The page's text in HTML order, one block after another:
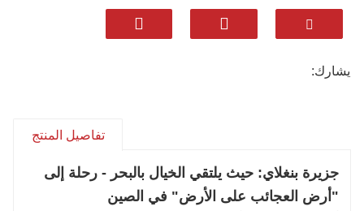
بنغلاي الخلاب (الذي يُنصح بمشاهدته في فصلي
الربيع والصيف). ويُصنّف الجناح ضمن "الأبراج الأربعة
حدود بحر بوهاي والبحر الأصفر، وهي إحدى عجائب
ستقيم في فنادق محلية من فئة أربع
بالقرب من أماكن سياحية خلابة، مما يضمن لك إقامة
مريحة. تذوق أيضاً أشهى المأكولات المحلية الأصيلة -
يشارك:
تفاصيل المنتج
جزيرة بنغلاي: حيث يلتقي الخيال بالبحر - رحلة إلى
"أرض العجائب على الأرض" في الصين